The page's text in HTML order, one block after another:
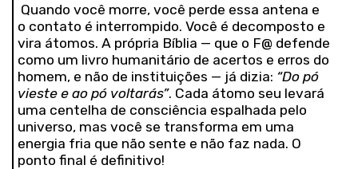
Quando você morre, você perde essa antena e
o contato é interrompido. Você é decomposto e
vira átomos. A própria Bíblia — que o F@ defende
como um livro humanitário de acertos e erros do
homem, e não de instituições — já dizia: “Do pó
vieste e ao pó voltarás”. Cada átomo seu levará
uma centelha de consciência espalhada pelo
universo, mas você se transforma em uma
energia fria que não sente e não faz nada. O
ponto final é definitivo!